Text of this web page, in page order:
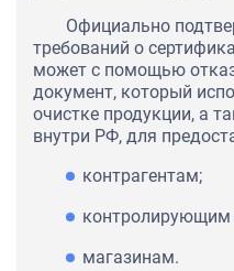
Официально
требований о
может с помощью
документ, который
очистке продукции, а
внутри РФ, для
контрагентам;
контролирующим
магазинам.